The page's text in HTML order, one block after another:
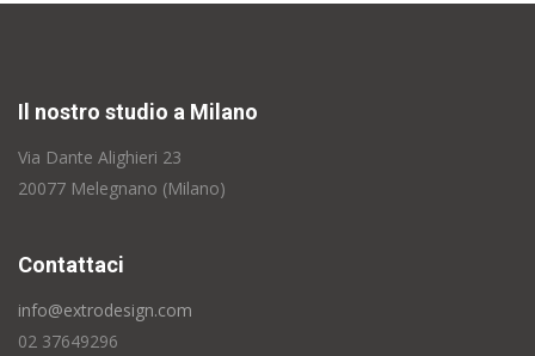
Il nostro studio a Milano
Via Dante Alighieri 23
20077 Melegnano (Milano)
Contattaci
info@extrodesign.com
02 37649296